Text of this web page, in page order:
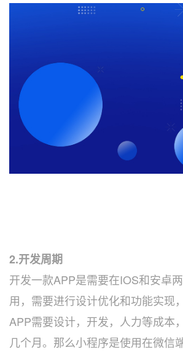
2.开发周期
开发一款APP是需要在IOS和安卓
用，需要进行设计优化和功能实现
APP需要设计，开发，人力等成本
几个月。那么小程序是使用在微信